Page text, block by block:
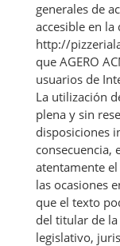
generales de
accesible en la
http://
que AGERO
usuarios de
La utilización
plena y sin
disposiciones
consecuencia,
atentamente
las ocasiones
que el texto
del titular de
legislativo,